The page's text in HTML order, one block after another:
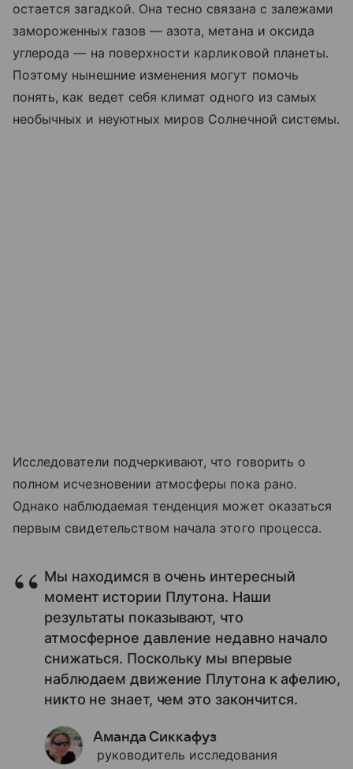
остается загадкой. Она тесно связана с залежами
замороженных газов — азота, метана и оксида
углерода — на поверхности карликовой планеты.
Поэтому нынешние изменения могут помочь
понять, как ведет себя климат одного из самых
необычных и неуютных миров Солнечной системы.
Исследователи подчеркивают, что говорить о
полном исчезновении атмосферы пока рано.
Однако наблюдаемая тенденция может оказаться
первым свидетельством начала этого процесса.
Мы находимся в очень интересный
момент истории Плутона. Наши
результаты показывают, что
атмосферное давление недавно начало
снижаться. Поскольку мы впервые
наблюдаем движение Плутона к афелию,
никто не знает, чем это закончится.
Аманда Сиккафуз
руководитель исследования